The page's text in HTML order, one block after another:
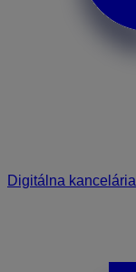
Digitálna kancelária